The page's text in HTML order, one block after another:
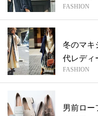
FASHION
冬のマキ
代レディ
FASHION
男前ロー